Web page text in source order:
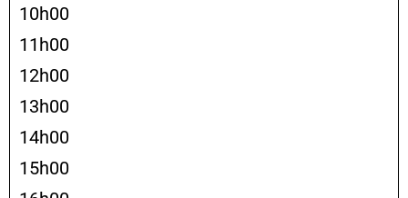
10h00
11h00
12h00
13h00
14h00
15h00